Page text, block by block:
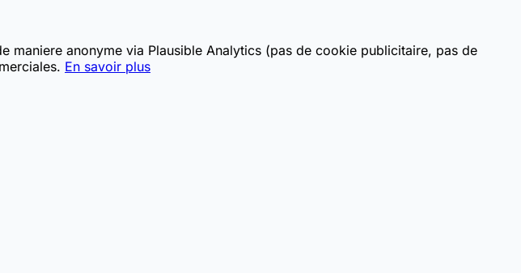
maniere anonyme via Plausible Analytics (pas de cookie publicitaire, pas de
En savoir plus